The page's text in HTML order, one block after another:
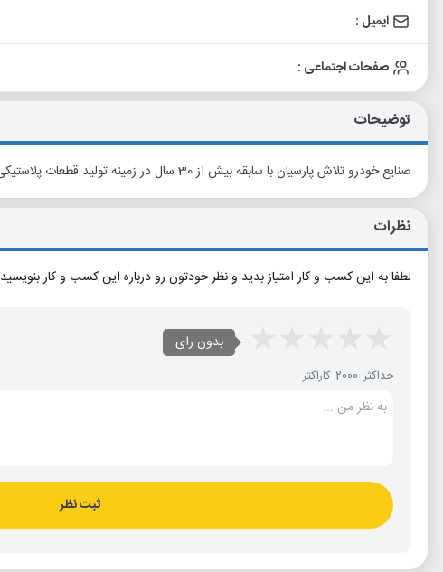
ایمیل :
صفحات اجتماعی :
توضیحات
صنایع خودرو تلاش پارسیان با سابقه بیش از 30 سال در زمینه تولید قطعات پلاستیکی از جمله قالپاق، زیر پایی و .....
نظرات
لطفا به این کسب و کار امتیاز بدید و نظر خودتون رو درباره این کسب و کار بنویسید
بدون رای
حداکثر 2000 کاراکتر
ثبت نظر